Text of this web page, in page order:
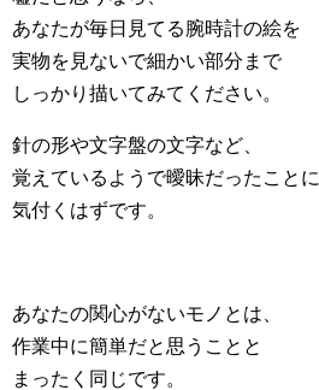
あなたが毎日見てる腕時計の絵を
実物を見ないで細かい部分まで
しっかり描いてみてください。
針の形や文字盤の文字など、
覚えているようで曖昧だったことに
気付くはずです。
あなたの関心がないモノとは、
作業中に簡単だと思うことと
まったく同じです。